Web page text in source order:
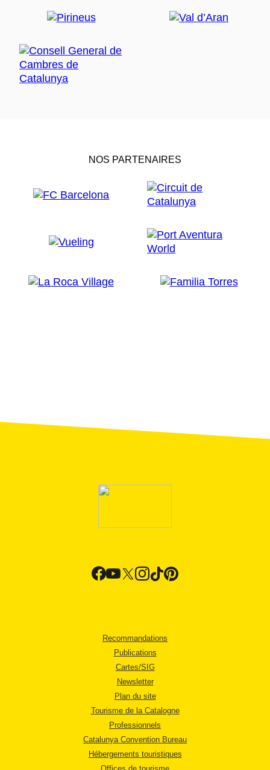
NOS PARTENAIRES
Recommandations
Publications
Cartes/SIG
Newsletter
Plan du site
Tourisme de la Catalogne
Professionnels
Catalunya Convention Bureau
Hébergements touristiques